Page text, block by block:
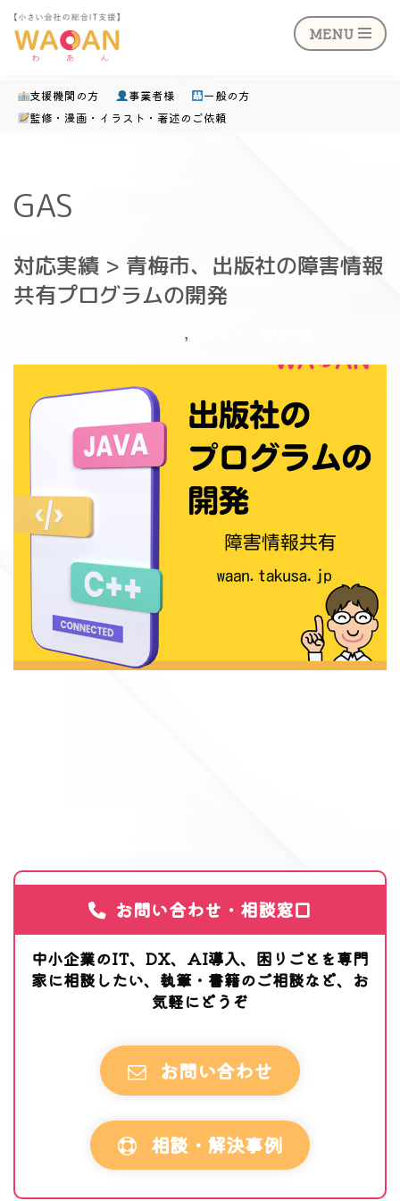
コ
ン
へ
ス
プ
MENU
支援機関の方 事業者様
一般の方
監修・漫画・イラスト・著述のご依頼
GAS
対応実績 > 青梅市、出版社の障害情報
共有プログラムの開発
,
お問い合わせ・相談窓口
中小企業のIT、DX、AI導入、困りごとを専門
家に相談したい、執筆・書籍のご相談など、お
気軽にどうぞ
お問い合わせ
相談・解決事例